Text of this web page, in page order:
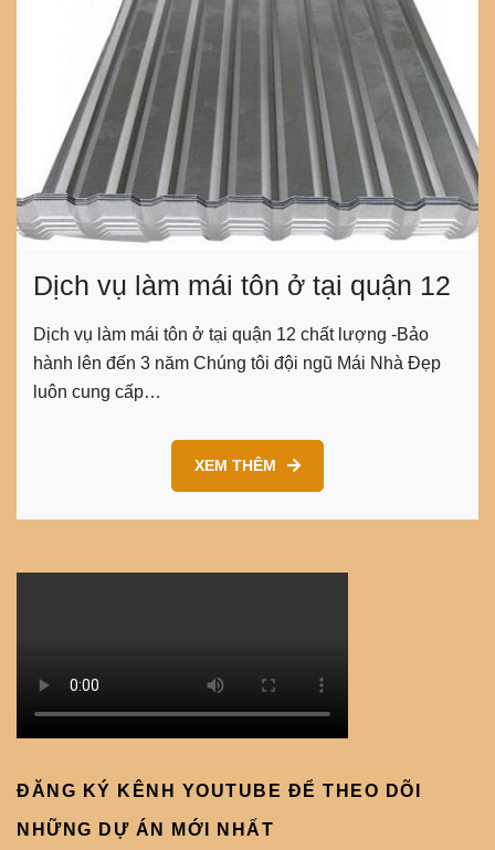
Dịch vụ làm mái tôn ở tại quận 12
Dịch vụ làm mái tôn ở tại quận 12 chất lượng -Bảo
hành lên đến 3 năm Chúng tôi đội ngũ Mái Nhà Đẹp
luôn cung cấp…
XEM THÊM
ĐĂNG KÝ KÊNH YOUTUBE ĐỂ THEO DÕI
NHỮNG DỰ ÁN MỚI NHẤT